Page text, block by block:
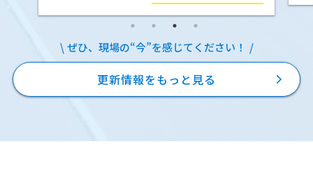
て膨張したり収縮したりします。夏の強い日差しを
受ければ少し伸び、冬に気温が下が […]
ぜひ、現場の“今”を感じてください！
更新情報をもっと見る